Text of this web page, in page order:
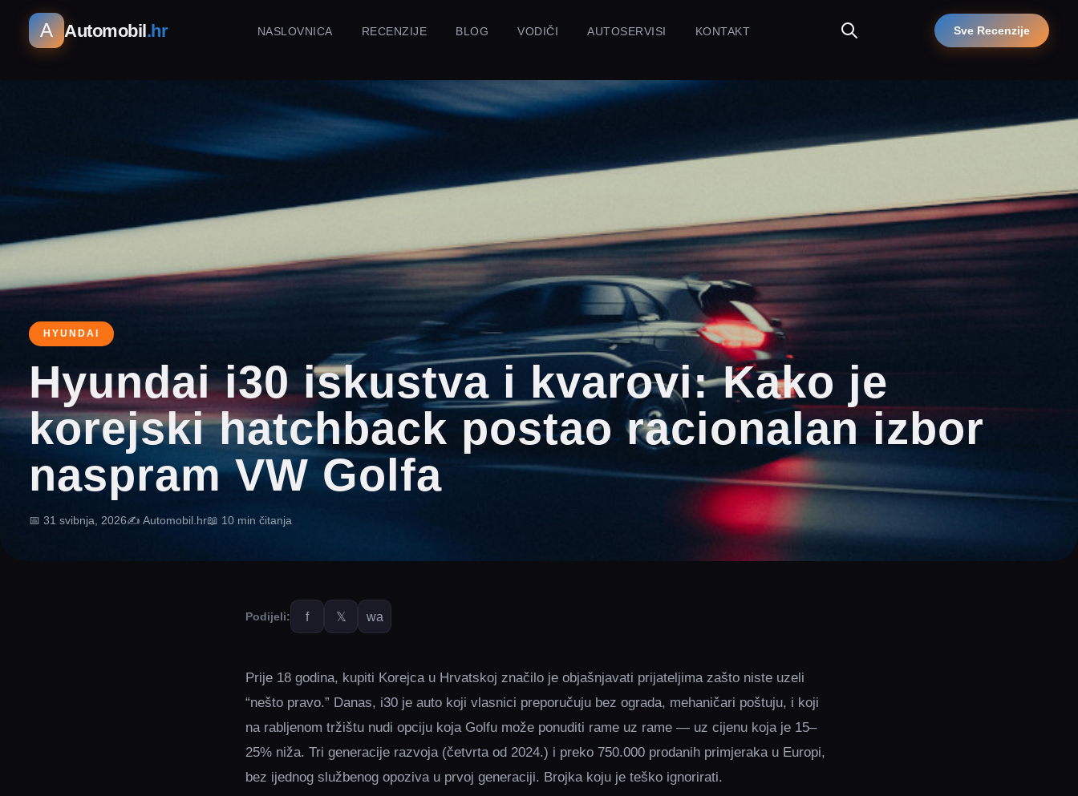
A Automobil.hr NASLOVNICA RECENZIJE BLOG VODIČI AUTOSERVISI KONTAKT Sve Recenzije
HYUNDAI
Hyundai i30 iskustva i kvarovi: Kako je
korejski hatchback postao racionalan izbor
naspram VW Golfa
📅 31 svibnja, 2026✍️ Automobil.hr📖 10 min čitanja
Podijeli: f 𝕏 wa
Prije 18 godina, kupiti Korejca u Hrvatskoj značilo je objašnjavati prijateljima zašto niste uzeli
“nešto pravo.” Danas, i30 je auto koji vlasnici preporučuju bez ograda, mehaničari poštuju, i koji
na rabljenom tržištu nudi opciju koja Golfu može ponuditi rame uz rame — uz cijenu koja je 15–
25% niža. Tri generacije razvoja (četvrta od 2024.) i preko 750.000 prodanih primjeraka u Europi,
bez ijednog službenog opoziva u prvoj generaciji. Brojka koju je teško ignorirati.